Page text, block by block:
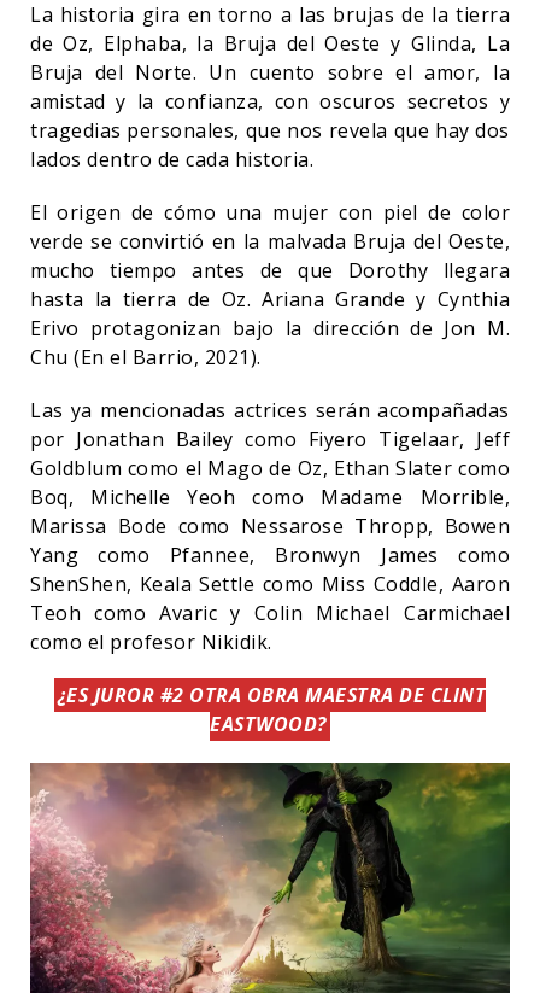
La historia gira en torno a las brujas de la tierra
de Oz, Elphaba, la Bruja del Oeste y Glinda, La
Bruja del Norte. Un cuento sobre el amor, la
amistad y la confianza, con oscuros secretos y
tragedias personales, que nos revela que hay dos
lados dentro de cada historia.
El origen de cómo una mujer con piel de color
verde se convirtió en la malvada Bruja del Oeste,
mucho tiempo antes de que Dorothy llegara
hasta la tierra de Oz. Ariana Grande y Cynthia
Erivo protagonizan bajo la dirección de Jon M.
Chu (En el Barrio, 2021).
Las ya mencionadas actrices serán acompañadas
por Jonathan Bailey como Fiyero Tigelaar, Jeff
Goldblum como el Mago de Oz, Ethan Slater como
Boq, Michelle Yeoh como Madame Morrible,
Marissa Bode como Nessarose Thropp, Bowen
Yang como Pfannee, Bronwyn James como
ShenShen, Keala Settle como Miss Coddle, Aaron
Teoh como Avaric y Colin Michael Carmichael
como el profesor Nikidik.
¿ES JUROR #2 OTRA OBRA MAESTRA DE CLINT
EASTWOOD?